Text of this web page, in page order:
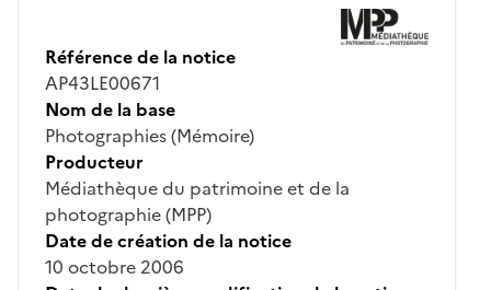
Référence de la notice
AP43LE00671
Nom de la base
Photographies (Mémoire)
Producteur
Médiathèque du patrimoine et de la
photographie (MPP)
Date de création de la notice
10 octobre 2006